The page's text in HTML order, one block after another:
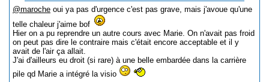
@maroche oui ya pas d'urgence c'est pas grave, mais j'avoue qu'une
telle chaleur j'aime bof
Hier on a pu reprendre un autre cours avec Marie. On n'avait pas froid
on peut pas dire le contraire mais c'était encore acceptable et il y
avait de l'air ça allait.
J'ai d'ailleurs eu droit (si rare) à une belle embardée dans la carrière
pile qd Marie a intégré la visio